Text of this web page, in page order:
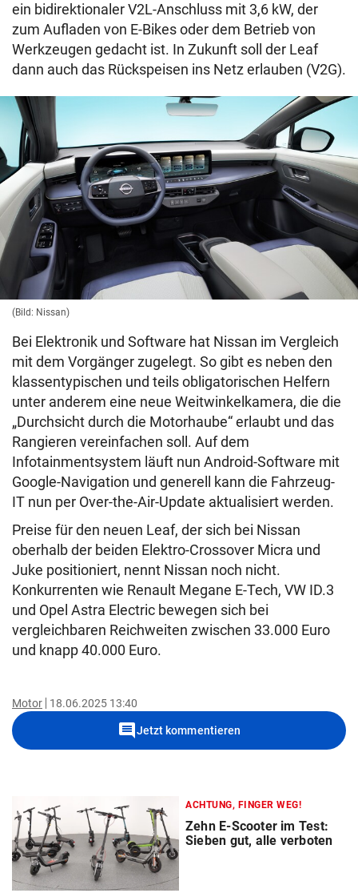
ein bidirektionaler V2L-Anschluss mit 3,6 kW, der
zum Aufladen von E-Bikes oder dem Betrieb von
Werkzeugen gedacht ist. In Zukunft soll der Leaf
dann auch das Rückspeisen ins Netz erlauben (V2G).
(Bild: Nissan)
Bei Elektronik und Software hat Nissan im Vergleich
mit dem Vorgänger zugelegt. So gibt es neben den
klassentypischen und teils obligatorischen Helfern
unter anderem eine neue Weitwinkelkamera, die die
„Durchsicht durch die Motorhaube“ erlaubt und das
Rangieren vereinfachen soll. Auf dem
Infotainmentsystem läuft nun Android-Software mit
Google-Navigation und generell kann die Fahrzeug-
IT nun per Over-the-Air-Update aktualisiert werden.
Preise für den neuen Leaf, der sich bei Nissan
oberhalb der beiden Elektro-Crossover Micra und
Juke positioniert, nennt Nissan noch nicht.
Konkurrenten wie Renault Megane E-Tech, VW ID.3
und Opel Astra Electric bewegen sich bei
vergleichbaren Reichweiten zwischen 33.000 Euro
und knapp 40.000 Euro.
Motor 18.06.2025 13:40
commentJetzt kommentieren
ACHTUNG, FINGER WEG!
Zehn E-Scooter im Test:
Sieben gut, alle verboten